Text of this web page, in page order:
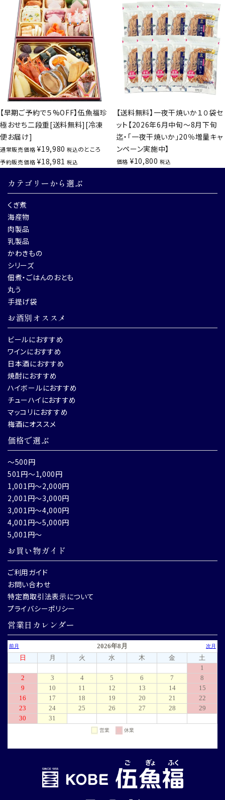
【早期ご予約で５%OFF】伍魚福珍
極おせち二段重[送料無料][冷凍
便お届け]
通常販売価格 ¥19,980 税込のところ
予約販売価格 ¥18,981 税込
【送料無料】一夜干焼いか１０袋セ
ット【2026年6月中旬～8月下旬
迄・「一夜干焼いか」20％増量キャ
ンペーン実施中】
価格 ¥10,800 税込
カテゴリーから選ぶ
くぎ煮
海産物
肉製品
乳製品
かわきもの
シリーズ
佃煮・ごはんのおとも
丸う
手提げ袋
お酒別オススメ
ビールにおすすめ
ワインにおすすめ
日本酒におすすめ
焼酎におすすめ
ハイボールにおすすめ
チューハイにおすすめ
マッコリにおすすめ
梅酒にオススメ
価格で選ぶ
～500円
501円～1,000円
1,001円～2,000円
2,001円～3,000円
3,001円～4,000円
4,001円～5,000円
5,001円～
お買い物ガイド
ご利用ガイド
お問い合わせ
特定商取引法表示について
プライバシーポリシー
営業日カレンダー